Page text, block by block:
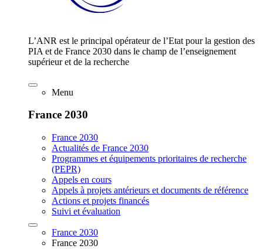
L’ANR est le principal opérateur de l’Etat pour la gestion des
PIA et de France 2030 dans le champ de l’enseignement
supérieur et de la recherche
Menu
France 2030
France 2030
Actualités de France 2030
Programmes et équipements prioritaires de recherche
(PEPR)
Appels en cours
Appels à projets antérieurs et documents de référence
Actions et projets financés
Suivi et évaluation
France 2030
France 2030